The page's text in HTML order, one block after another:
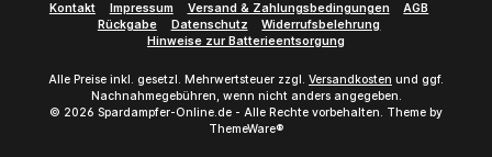
Kontakt Impressum Versand & Zahlungsbedingungen
AGB
Rückgabe
Datenschutz
Widerrufsbelehrung
Hinweise zur Batterieentsorgung
Alle Preise inkl. gesetzl. Mehrwertsteuer zzgl. Versandkosten und ggf.
Nachnahmegebühren, wenn nicht anders angegeben.
© 2026 Spardampfer-Online.de - Alle Rechte vorbehalten. Theme by
ThemeWare®